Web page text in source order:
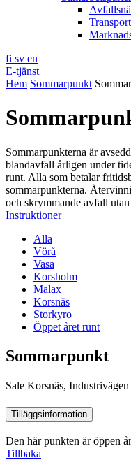
fi sv en
E-tjänst
Hem Sommarpunkt
Sommarpunkterna är
blandavfall årligen under
runt. Alla som betalar
sommarpunkterna.
och skrymmande avfall
Instruktioner
Alla
Vörå
Vasa
Korsholm
Malax
Korsnäs
Storkyro
Öppet året runt
Sommarpunkt
Sale Korsnäs, Industrivägen
Tilläggsinformation
Den här punkten är öppen
Tillbaka